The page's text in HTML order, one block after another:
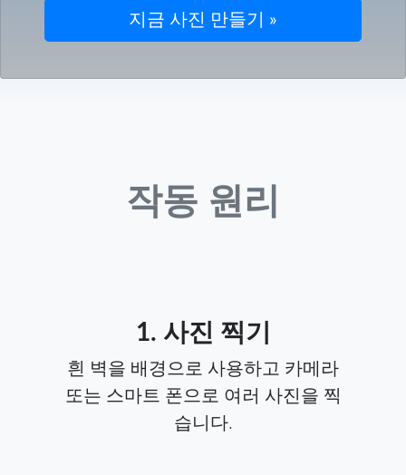
작동 원리
1. 사진 찍기
흰 벽을 배경으로 사용하고 카메라
또는 스마트 폰으로 여러 사진을 찍
습니다.